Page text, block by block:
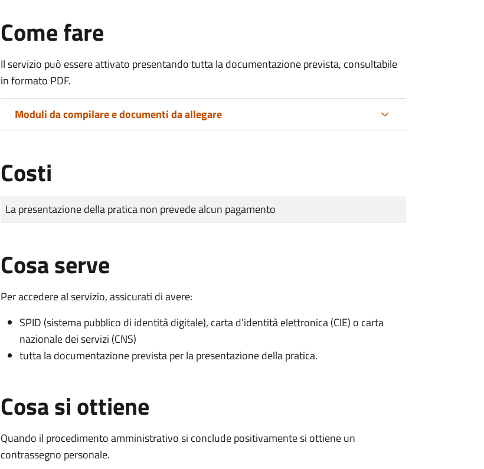
Come fare
Il servizio può essere attivato presentando tutta la documentazione prevista, consultabile
in formato PDF.
Moduli da compilare e documenti da allegare
Costi
Tipo di pagamento
Importo
La presentazione della pratica non prevede alcun pagamento
Cosa serve
Per accedere al servizio, assicurati di avere:
SPID (sistema pubblico di identità digitale), carta d’identità elettronica (CIE) o carta
nazionale dei servizi (CNS)
tutta la documentazione prevista per la presentazione della pratica.
Cosa si ottiene
Quando il procedimento amministrativo si conclude positivamente si ottiene un
contrassegno personale.